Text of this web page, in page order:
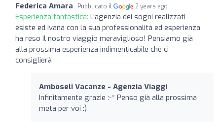
Federica Amara Pubblicato il 2 years ago
Esperienza fantastica: L’agenzia dei sogni realizzati
esiste ed Ivana con la sua professionalità ed esperienza
ha reso il nostro viaggio meraviglioso! Pensiamo già
alla prossima esperienza indimenticabile che ci
consiglierà
Amboseli Vacanze - Agenzia Viaggi
Infinitamente grazie :-* Penso già alla prossima
meta per voi :)